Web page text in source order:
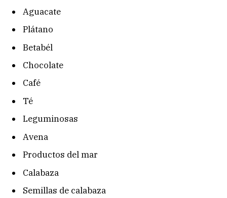
Aguacate
Plátano
Betabél
Chocolate
Café
Té
Leguminosas
Avena
Productos del mar
Calabaza
Semillas de calabaza